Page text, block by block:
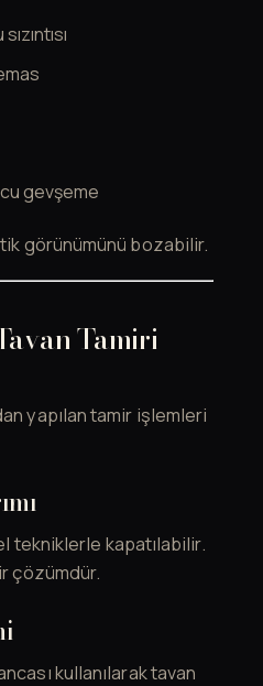
gevşeme
görünümünü bozabilir.
Tamiri
yapılan tamir işlemleri
tekniklerle kapatılabilir.
çözümdür.
kullanılarak tavan